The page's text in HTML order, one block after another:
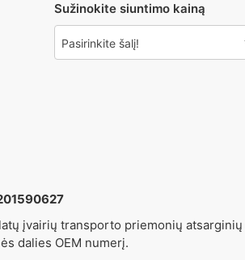
Sužinokite siuntimo kainą
Pasirinkite šalį!
įvairių transporto priemonių
dalies OEM numerį.